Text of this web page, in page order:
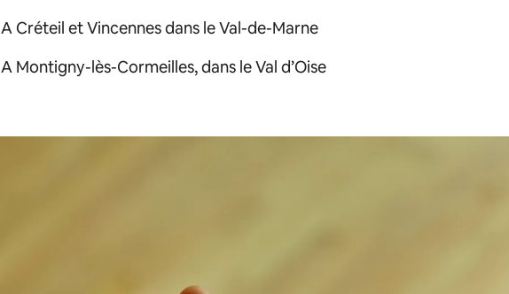
A Créteil et Vincennes dans le Val-de-Marne
A Montigny-lès-Cormeilles, dans le Val d’Oise